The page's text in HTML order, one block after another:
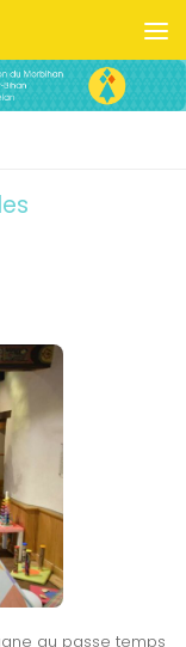
au passe temps